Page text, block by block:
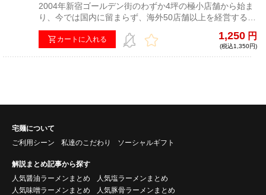
2004年新宿ゴールデン街のわずか4坪の極小店舗から始ま
り、今では国内に留まらず、海外50店舗以上を経営するほ
どの規模へ成長。ラーメン業界で押しも押されぬ人気と知
名度を誇る『ラーメン凪』が監修し、アニメ『鬼滅の刃』
とのコラボにて実現した『凪ラーメン「豚骨煮干 濃旨の
カートに入れる 1,250 円
(税込1,350円)
宅麺について
ご利用シーン
私達のこだわり ソーシャルギフト
解説まとめ記事から探す
人気醤油ラーメンまとめ
人気塩ラーメンまとめ
人気味噌ラーメンまとめ
人気豚骨ラーメンまとめ